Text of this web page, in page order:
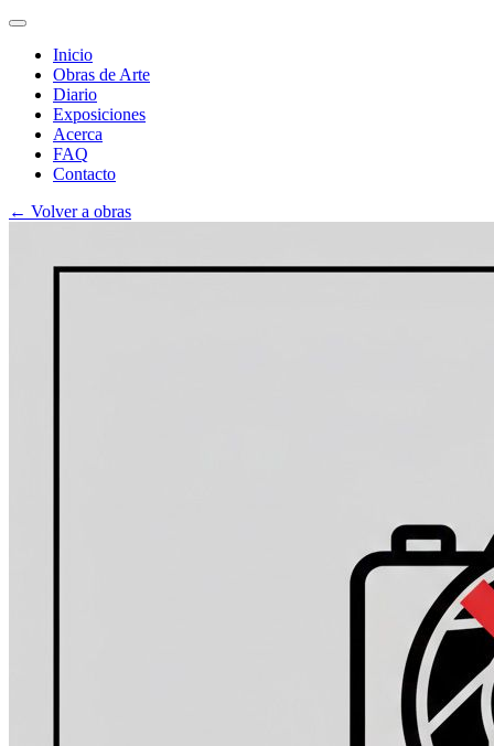
Inicio
Obras de Arte
Diario
Exposiciones
Acerca
FAQ
Contacto
← Volver a obras